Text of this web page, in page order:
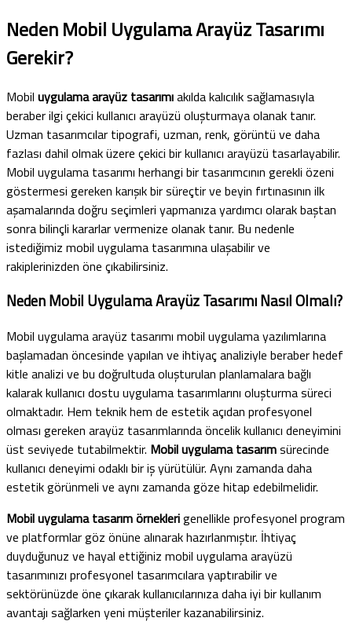
Neden Mobil Uygulama Arayüz Tasarımı
Gerekir?
Mobil uygulama arayüz tasarımıakılda kalıcılık sağlamasıyla
beraber ilgi çekici kullanıcı arayüzü oluşturmaya olanak tanır.
Uzman tasarımcılar tipografi, uzman, renk, görüntü ve daha
fazlası dahil olmak üzere çekici bir kullanıcı arayüzü tasarlayabilir.
Mobil uygulama tasarımı herhangi bir tasarımcının gerekli özeni
göstermesi gereken karışık bir süreçtir ve beyin fırtınasının ilk
aşamalarında doğru seçimleri yapmanıza yardımcı olarak baştan
sonra bilinçli kararlar vermenize olanak tanır. Bu nedenle
istediğimiz mobil uygulama tasarımına ulaşabilir ve
rakiplerinizden öne çıkabilirsiniz.
Neden Mobil Uygulama Arayüz Tasarımı Nasıl Olmalı?
Mobil uygulama arayüz tasarımı mobil uygulama yazılımlarına
başlamadan öncesinde yapılan ve ihtiyaç analiziyle beraber hedef
kitle analizi ve bu doğrultuda oluşturulan planlamalara bağlı
kalarak kullanıcı dostu uygulama tasarımlarını oluşturma süreci
olmaktadır. Hem teknik hem de estetik açıdan profesyonel
olması gereken arayüz tasarımlarında öncelik kullanıcı deneyimini
üst seviyede tutabilmektir. Mobil uygulama tasarımsürecinde
kullanıcı deneyimi odaklı bir iş yürütülür. Aynı zamanda daha
estetik görünmeli ve aynı zamanda göze hitap edebilmelidir.
Mobil uygulama tasarım örneklerigenellikle profesyonel program
ve platformlar göz önüne alınarak hazırlanmıştır. İhtiyaç
duyduğunuz ve hayal ettiğiniz mobil uygulama arayüzü
tasarımınızı profesyonel tasarımcılara yaptırabilir ve
sektörünüzde öne çıkarak kullanıcılarınıza daha iyi bir kullanım
avantajı sağlarken yeni müşteriler kazanabilirsiniz.